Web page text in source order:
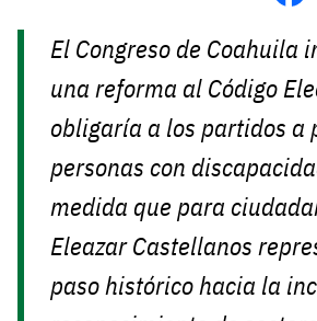
El Congreso de Coahuila
una reforma al Código
obligaría a los partidos a
personas con
medida que para
Eleazar Castellanos
paso histórico hacia la